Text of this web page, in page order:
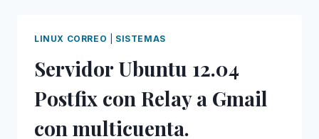
LINUX CORREO SISTEMAS
Servidor Ubuntu 12.04
Postfix con Relay a Gmail
con multicuenta.